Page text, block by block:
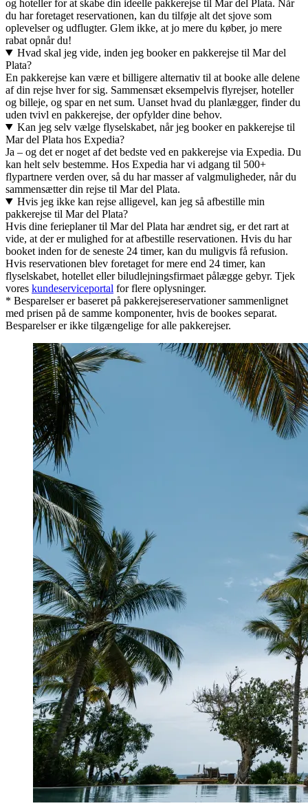
og hoteller for at skabe din ideelle pakkerejse til Mar del Plata. Når
du har foretaget reservationen, kan du tilføje alt det sjove som
oplevelser og udflugter. Glem ikke, at jo mere du køber, jo mere
rabat opnår du!
Hvad skal jeg vide, inden jeg booker en pakkerejse til Mar del
Plata?
En pakkerejse kan være et billigere alternativ til at booke alle delene
af din rejse hver for sig. Sammensæt eksempelvis flyrejser, hoteller
og billeje, og spar en net sum. Uanset hvad du planlægger, finder du
uden tvivl en pakkerejse, der opfylder dine behov.
Kan jeg selv vælge flyselskabet, når jeg booker en pakkerejse til
Mar del Plata hos Expedia?
Ja – og det er noget af det bedste ved en pakkerejse via Expedia. Du
kan helt selv bestemme. Hos Expedia har vi adgang til 500+
flypartnere verden over, så du har masser af valgmuligheder, når du
sammensætter din rejse til Mar del Plata.
Hvis jeg ikke kan rejse alligevel, kan jeg så afbestille min
pakkerejse til Mar del Plata?
Hvis dine ferieplaner til Mar del Plata har ændret sig, er det rart at
vide, at der er mulighed for at afbestille reservationen. Hvis du har
booket inden for de seneste 24 timer, kan du muligvis få refusion.
Hvis reservationen blev foretaget for mere end 24 timer, kan
flyselskabet, hotellet eller biludlejningsfirmaet pålægge gebyr. Tjek
vores kundeserviceportal for flere oplysninger.
* Besparelser er baseret på pakkerejsereservationer sammenlignet
med prisen på de samme komponenter, hvis de bookes separat.
Besparelser er ikke tilgængelige for alle pakkerejser.